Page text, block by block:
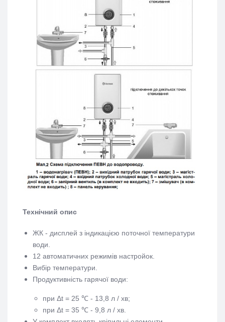
Технічний опис
ЖК - дисплей з індикацією поточної температури
води.
12 автоматичних режимів настройок.
Вибір температури.
Продуктивність гарячої води:
при Δt = 25 ℃ - 13,8 л / хв;
при Δt = 35 ℃ - 9,8 л / хв.